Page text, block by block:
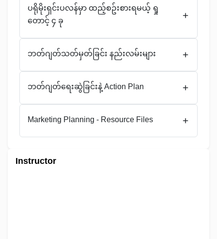
ပရိုမိုးရှင်းပလန်မှာ ထည့်စဥ်းစားရမယ့် ရှု
တောင့် ၄ ခု
ဘတ်ဂျတ်သတ်မှတ်ခြင်း နည်းလမ်းများ
ဘတ်ဂျတ်ရေးဆွဲခြင်းနဲ့ Action Plan
Marketing Planning - Resource Files
Instructor